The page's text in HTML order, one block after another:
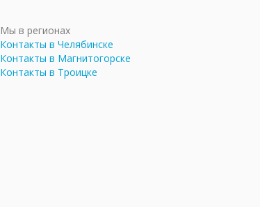
Мы в регионах
Контакты в Челябинске
Контакты в Магнитогорске
Контакты в Троицке